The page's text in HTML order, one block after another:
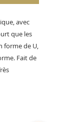
avec
que les
forme de U,
Fait de